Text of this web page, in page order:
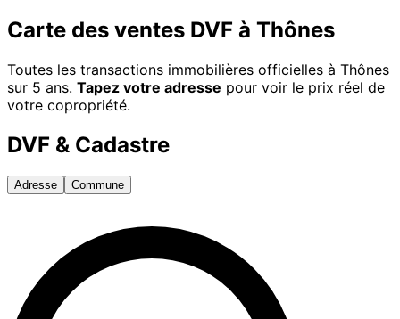
Carte des ventes DVF à Thônes
Toutes les transactions immobilières officielles à Thônes
sur 5 ans. Tapez votre adresse pour voir le prix réel de
votre copropriété.
DVF & Cadastre
Adresse Commune